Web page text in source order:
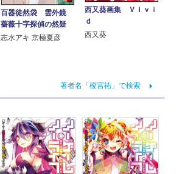
百器徒然袋 雲外鏡
薔薇十字探偵の然疑
志水アキ 京極夏彦
西又葵画集 Ｖｉｖｉ
ｄ
西又葵
著者名「榎宮祐」で検索